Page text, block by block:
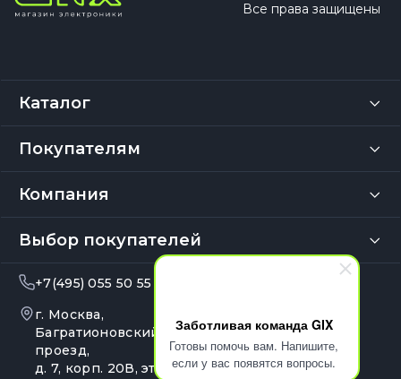
Заботливая команда GIX
Готовы помочь вам. Напишите,
если у вас появятся вопросы.
Все права защищены
Каталог
Покупателям
Компания
Выбор покупателей
+7(495) 055 50 55
г. Москва,
Багратионовский
проезд,
д. 7, корп. 20В, эт. 4, оф.
Ежедневно